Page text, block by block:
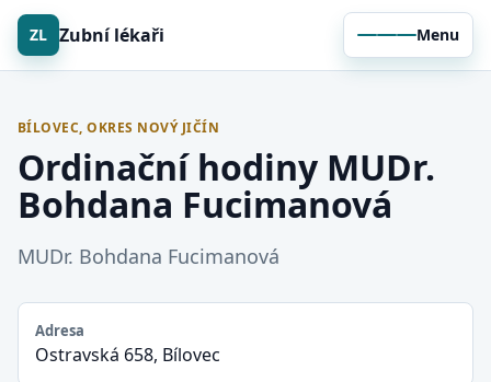
ZL Zubní lékaři Menu
BÍLOVEC, OKRES NOVÝ JIČÍN
Ordinační hodiny MUDr.
Bohdana Fucimanová
MUDr. Bohdana Fucimanová
Adresa
Ostravská 658, Bílovec